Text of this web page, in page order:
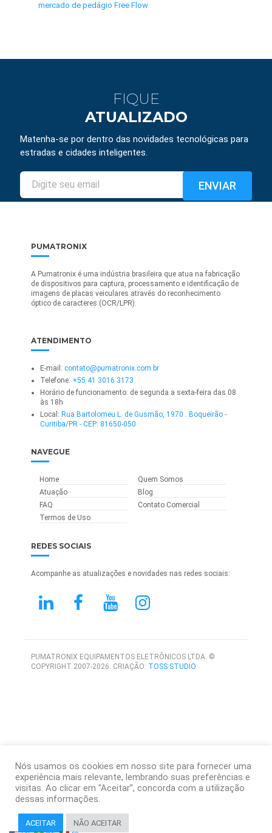
mercado de pedágio Free Flow
FIQUE
ATUALIZADO
Matenha-se por dentro das novidades tecnológicas para
estradas e cidades inteligentes.
PUMATRONIX
A Pumatronix é uma indústria brasileira que atua na fabricação
de dispositivos para captura, processamento e identificação de
imagens de placas veiculares através do reconhecimento
óptico de caracteres (OCR/LPR).
ATENDIMENTO
E-mail: contato@pumatronix.com.br
Telefone: +55 41 3016 3173
Horário de funcionamento: de segunda a sexta-feira das 08
às 18h
Local: Rua Bartolomeu L. de Gusmão, 1970 . Boqueirão -
Curitiba/PR - CEP: 81650-050
NAVEGUE
Home
Quem Somos
Atuação
Blog
FAQ
Contato Comercial
Termos de Uso
REDES SOCIAIS
Acompanhe as atualizações e novidades nas redes sociais:
PUMATRONIX EQUIPAMENTOS ELETRÔNICOS LTDA. ©
COPYRIGHT 2007-2026. CRIAÇÃO: TOSS STUDIO
Nós usamos os cookies em nosso site para fornecer uma
experiência mais relevante, lembrando suas preferências e
visitas. Ao clicar em "Aceitar”, concorda com a utilização
dessas informações.
ACEITAR NÃO ACEITAR